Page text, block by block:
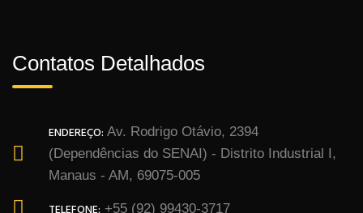
Contatos Detalhados
ENDEREÇO: Av. Rodrigo Otávio, 2394
(Dependências do SENAI) - Distrito Industrial I,
Manaus - AM, 69075-005
+55 (92) 99430-3717